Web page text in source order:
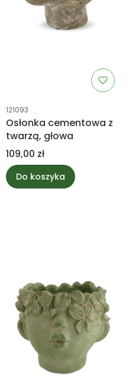
Kod produktu
121093
Osłonka cementowa z
twarzą, głowa
Cena
109,00 zł
Do koszyka